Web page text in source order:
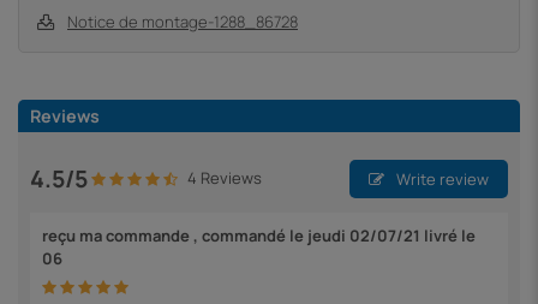
Notice de montage-1288_86728
Reviews
4.5/5 4 Reviews Write review
reçu ma commande , commandé le jeudi 02/07/21 livré le
06